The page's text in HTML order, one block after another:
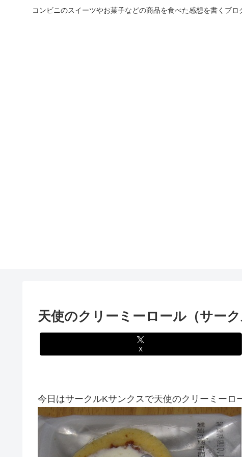
コンビニのスイーツやお菓子などの商品を食べた感想を書くブ
天使のクリーミーロール（サーク
X
今日はサークルKサンクスで天使のクリーミーロ